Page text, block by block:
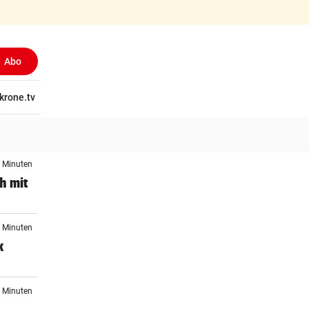
Abo
krone.tv
Minuten
mit
Minuten
Minuten